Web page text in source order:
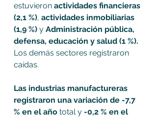
estuvieron actividades financieras
(2,1 %), actividades inmobiliarias
(1,9 %) y Administración pública,
defensa, educación y salud (1 %).
Los demás sectores registraron
caídas.
Las industrias manufactureras
registraron una variación de -7,7
% en el año total y -0,2 % en el